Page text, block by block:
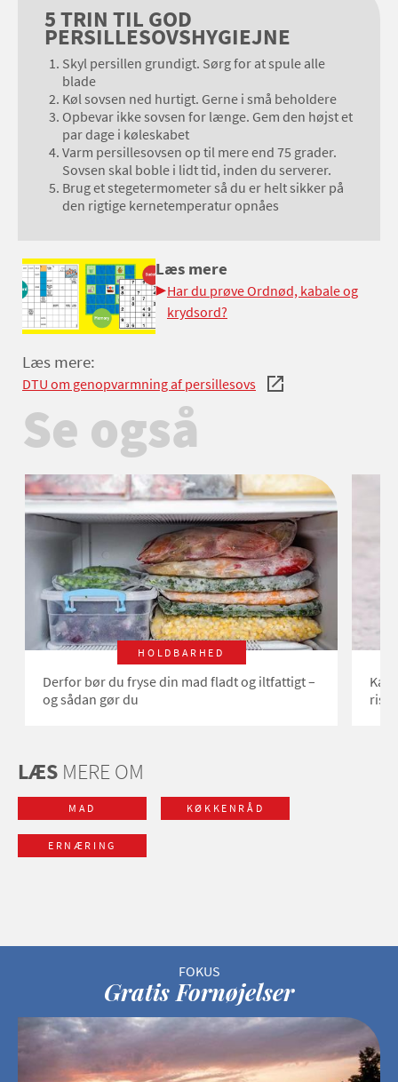
5 TRIN TIL GOD
PERSILLESOVSHYGIEJNE
Skyl persillen grundigt. Sørg for at spule alle
blade
Køl sovsen ned hurtigt. Gerne i små beholdere
Opbevar ikke sovsen for længe. Gem den højst et
par dage i køleskabet
Varm persillesovsen op til mere end 75 grader.
Sovsen skal boble i lidt tid, inden du serverer.
Brug et stegetermometer så du er helt sikker på
den rigtige kernetemperatur opnåes
Læs mere
Har du prøve Ordnød, kabale og
krydsord?
Læs mere:
DTU om genopvarmning af persillesovs
Se også
HOLDBARHED
Derfor bør du fryse din mad fladt og iltfattigt –
og sådan gør du
Kan
ris?
LÆS MERE OM
MAD KØKKENRÅD
ERNÆRING
Gratis Fornøjelser